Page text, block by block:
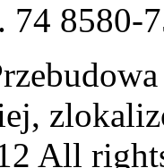
74 8580-
All